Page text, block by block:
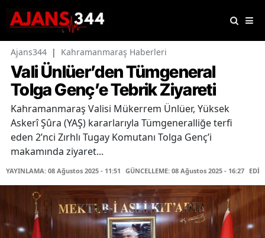
Ajans344 | Kahramanmaraş Haberleri
Vali Ünlüer’den Tümgeneral
Tolga Genç’e Tebrik Ziyareti
Kahramanmaraş Valisi Mükerrem Ünlüer, Yüksek
Askerî Şûra (YAŞ) kararlarıyla Tümgeneralliğe terfi
eden 2’nci Zırhlı Tugay Komutanı Tolga Genç’i
makamında ziyaret...
YAYINLAMA: 08 Ağustos 2025 - 11:51 GÜNCELLEME: 08 Ağustos 2025 - 16:27